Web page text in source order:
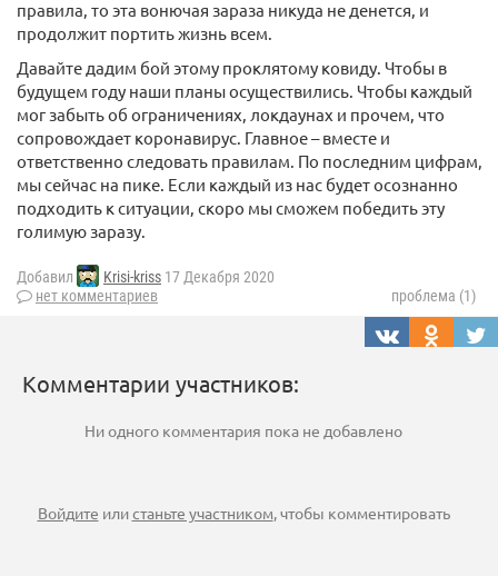
правила, то эта вонючая зараза никуда не денется, и
продолжит портить жизнь всем.
Давайте дадим бой этому проклятому ковиду. Чтобы в
будущем году наши планы осуществились. Чтобы каждый
мог забыть об ограничениях, локдаунах и прочем, что
сопровождает коронавирус. Главное – вместе и
ответственно следовать правилам. По последним цифрам,
мы сейчас на пике. Если каждый из нас будет осознанно
подходить к ситуации, скоро мы сможем победить эту
голимую заразу.
Добавил Krisi-kriss 17 Декабря 2020
нет комментариев
проблема (1)
Комментарии участников:
Ни одного комментария пока не добавлено
Войдите илистаньте участником, чтобы комментировать